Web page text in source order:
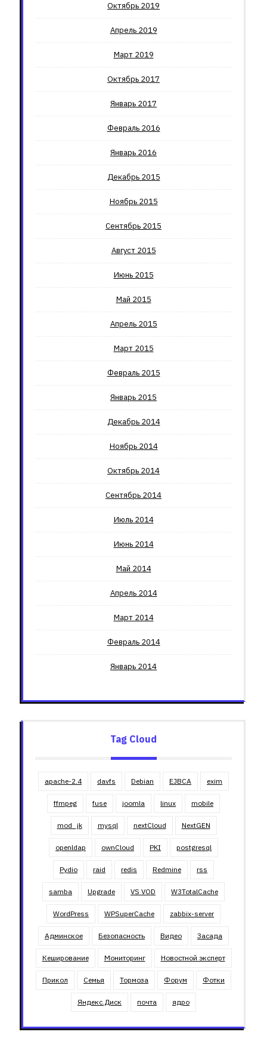
Октябрь 2019
Апрель 2019
Март 2019
Октябрь 2017
Январь 2017
Февраль 2016
Январь 2016
Декабрь 2015
Ноябрь 2015
Сентябрь 2015
Август 2015
Июнь 2015
Май 2015
Апрель 2015
Март 2015
Февраль 2015
Январь 2015
Декабрь 2014
Ноябрь 2014
Октябрь 2014
Сентябрь 2014
Июль 2014
Июнь 2014
Май 2014
Апрель 2014
Март 2014
Февраль 2014
Январь 2014
Tag Cloud
apache-2.4 davfs Debian EJBCA exim
ffmpeg fuse joomla linux mobile
mod_jk mysql nextCloud NextGEN
openldap ownCloud PKI postgresql
Pydio raid redis Redmine rss
samba Upgrade VS VOD W3TotalCache
WordPress WPSuperCache zabbix-server
Админское Безопасность Видео Засада
Кеширование Мониторинг Новостной эксперт
Прикол Семья Тормоза Форум Фотки
Яндекс.Диск почта ядро